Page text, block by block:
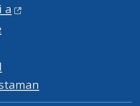
a